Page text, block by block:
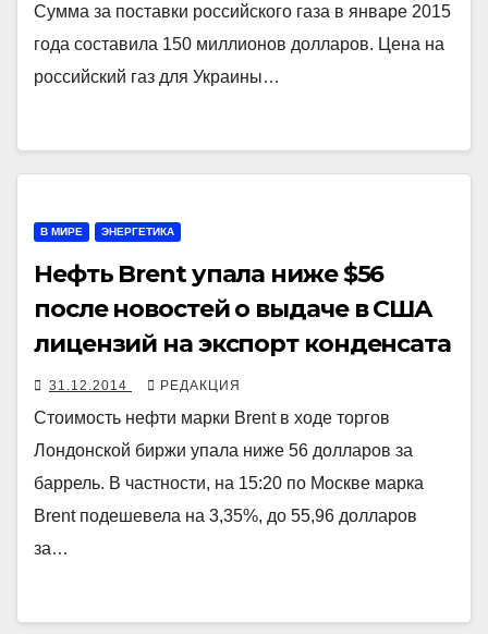
Сумма за поставки российского газа в январе 2015
года составила 150 миллионов долларов. Цена на
российский газ для Украины…
В МИРЕ ЭНЕРГЕТИКА
Нефть Brent упала ниже $56
после новостей о выдаче в США
лицензий на экспорт конденсата
31.12.2014 РЕДАКЦИЯ
Стоимость нефти марки Brent в ходе торгов
Лондонской биржи упала ниже 56 долларов за
баррель. В частности, на 15:20 по Москве марка
Brent подешевела на 3,35%, до 55,96 долларов
за…